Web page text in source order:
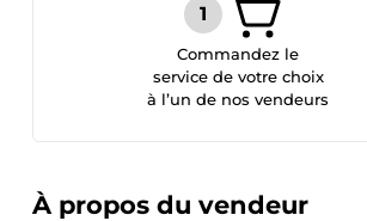
Commandez le
service de votre choix
à l’un de nos vendeurs
À propos du vendeur